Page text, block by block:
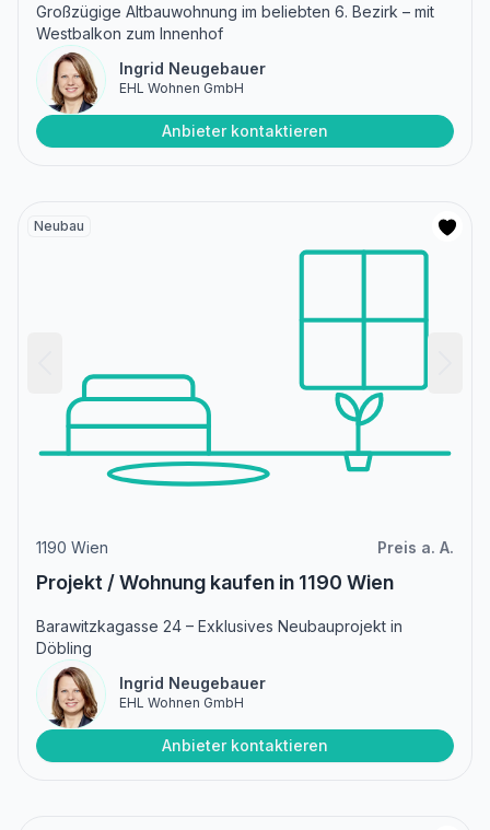
Großzügige Altbauwohnung im beliebten 6. Bezirk – mit
Westbalkon zum Innenhof
Ingrid Neugebauer
EHL Wohnen GmbH
Anbieter kontaktieren
Neubau
1190 Wien Preis a. A.
Projekt / Wohnung kaufen in 1190 Wien
Barawitzkagasse 24 – Exklusives Neubauprojekt in
Döbling
Ingrid Neugebauer
EHL Wohnen GmbH
Anbieter kontaktieren